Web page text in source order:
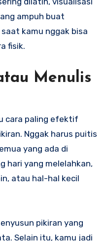
ampuh buat
kamu nggak bisa
fisik.
Menulis
cara paling efektif
Nggak harus puitis
yang ada di
hari yang melelahkan,
atau hal-hal kecil
pikiran yang
Selain itu, kamu jadi